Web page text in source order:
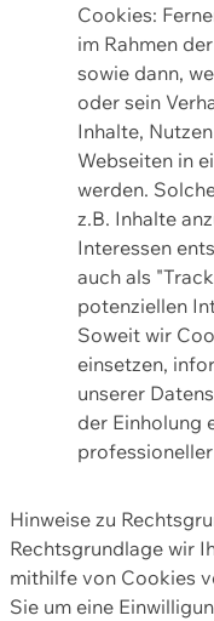
Cookies:
im Rahmen
sowie dann,
oder sein
Inhalte,
Webseiten in
werden.
z.B. Inhalte
Interessen
auch als
potenziellen
Soweit wir
einsetzen,
unserer
der Einholung
Hinweise zu
Rechtsgrundlage wir
mithilfe von Cookies
Sie um eine